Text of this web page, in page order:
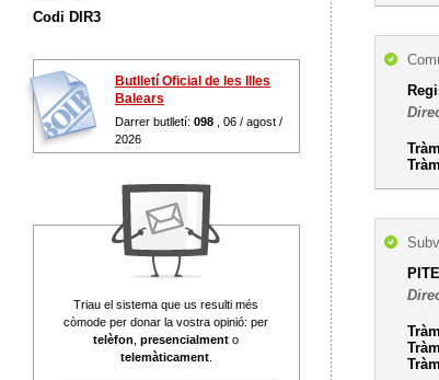
Codi DIR3
Butlletí Oficial de les Illes
Balears
Darrer butlletí:098 , 06 / agost /
2026
Triau el sistema que us resulti més
còmode per donar la vostra opinió: per
telèfon ,presencialment o
telemàticament.